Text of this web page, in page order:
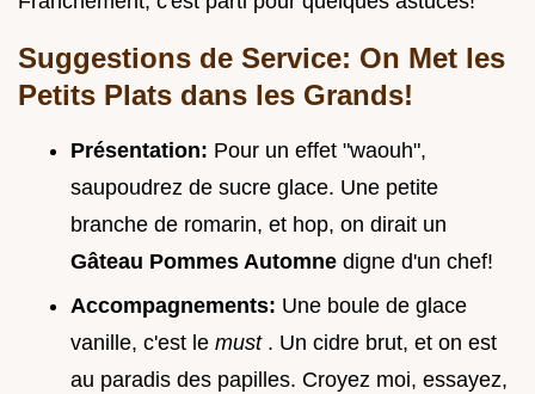
Suggestions de Service: On Met les
Petits Plats dans les Grands!
Présentation: Pour un effet "waouh",
saupoudrez de sucre glace. Une petite
branche de romarin, et hop, on dirait un
Gâteau Pommes Automne digne d'un chef!
Accompagnements: Une boule de glace
vanille, c'est le must . Un cidre brut, et on est
au paradis des papilles. Croyez moi, essayez,